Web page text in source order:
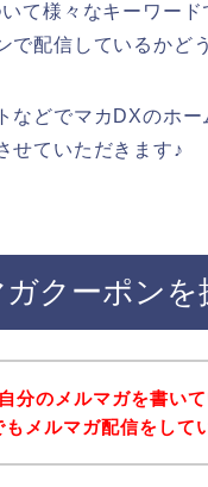
て様々なキーワー
で配信しているかど
などでマカDXのホ
せていただきます♪
クーポンを
分のメルマガを書い
メルマガ配信をして